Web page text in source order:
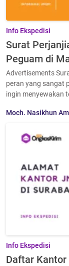
Info Ekspedisi
Surat
Peguam di
Advertisements
peran yang sangat
ingin menyewakan
Moch. Nasikhun
Info Ekspedisi
Daftar